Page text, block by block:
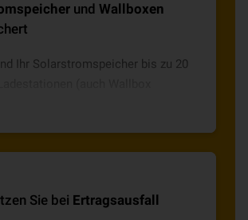
und Wallboxen
Ihr Solarstromspeicher bis zu 20
Sie bei Ertragsausfall